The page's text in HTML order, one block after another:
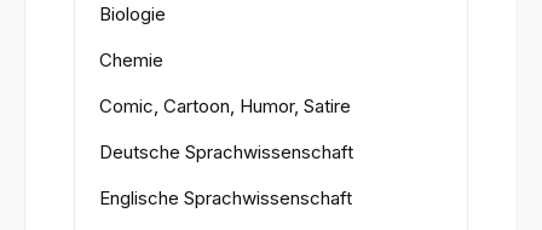
Biologie
Chemie
Comic, Cartoon, Humor, Satire
Deutsche Sprachwissenschaft
Englische Sprachwissenschaft